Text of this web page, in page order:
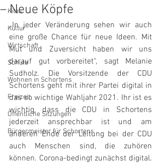
Kitas
Kultur
Wirtschaft
Schule
Wohnen in Schortens
Freizeit
Öffentliche Sitzungen
Bürgermeister für Schortens
– Neue Köpfe
„In jeder Veränderung sehen wir auch
eine große Chance für neue Ideen. Mit
Mut und Zuversicht haben wir uns
darauf gut vorbereitet“, sagt Melanie
Sudholz. Die Vorsitzende der CDU
Schortens geht mit ihrer Partei digital in
das so wichtige Wahljahr 2021. Ihr ist es
wichtig, dass die CDU in Schortens
jederzeit ansprechbar ist und am
anderen Ende der Leitung bei der CDU
auch Menschen sind, die zuhören
können. Corona-bedingt zunächst digital.